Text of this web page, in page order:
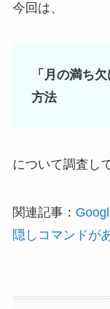
今回は、
「月の満ち
方法
について調査し
関連記事：
隠しコマンドが